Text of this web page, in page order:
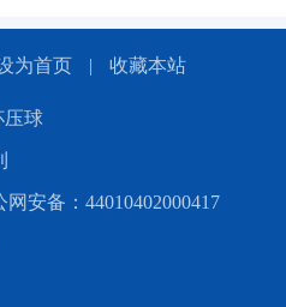
为首页 | 收藏本站
压球
网安备：44010402000417